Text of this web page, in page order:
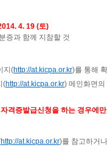
4. 19 (토)
증과 함께 지참할 것
지(http://at.kicpa.or.kr)를 통해
(http://at.kicpa.or.kr) 메인화면의
격증발급신청을 하는 경우에
http://at.kicpa.or.kr)를 참고하거